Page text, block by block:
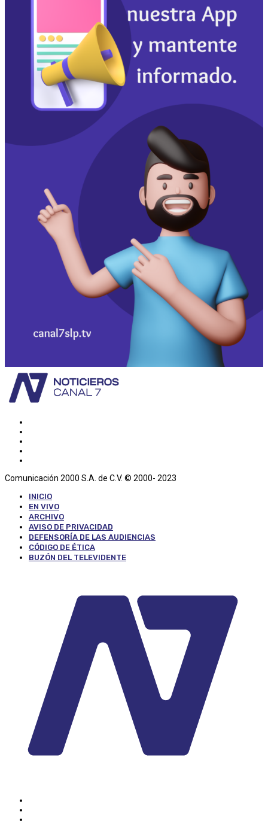
Comunicación 2000 S.A. de C.V. © 2000- 2023
INICIO
EN VIVO
ARCHIVO
AVISO DE PRIVACIDAD
DEFENSORÍA DE LAS AUDIENCIAS
CÓDIGO DE ÉTICA
BUZÓN DEL TELEVIDENTE